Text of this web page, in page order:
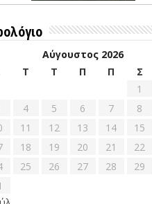
Αύγουστος 2026
Τ Τ Π Π Σ
1
4 5 6 7 8
11 12 13 14 15
18 19 20 21 22
25 26 27 28 29